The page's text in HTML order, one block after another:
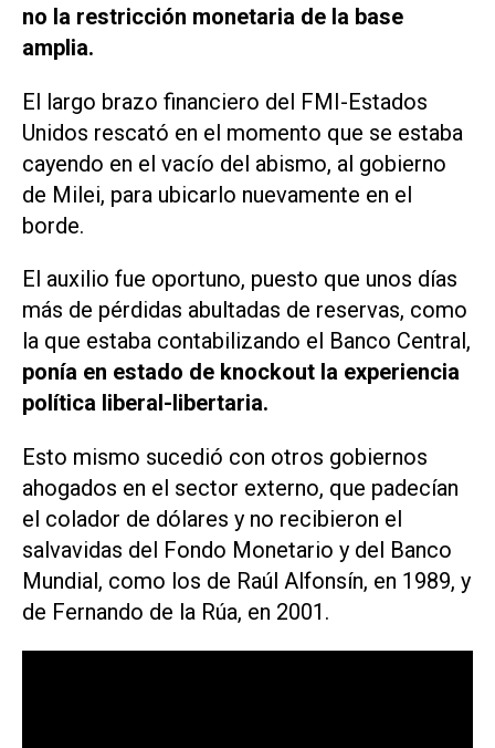
no la restricción monetaria de la base
amplia.
El largo brazo financiero del FMI-Estados
Unidos rescató en el momento que se estaba
cayendo en el vacío del abismo, al gobierno
de Milei, para ubicarlo nuevamente en el
borde.
El auxilio fue oportuno, puesto que unos días
más de pérdidas abultadas de reservas, como
la que estaba contabilizando el Banco Central,
ponía en estado de knockout la experiencia
política liberal-libertaria.
Esto mismo sucedió con otros gobiernos
ahogados en el sector externo, que padecían
el colador de dólares y no recibieron el
salvavidas del Fondo Monetario y del Banco
Mundial, como los de Raúl Alfonsín, en 1989, y
de Fernando de la Rúa, en 2001.